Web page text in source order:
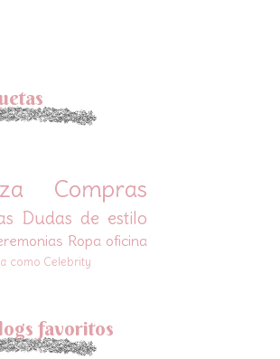
Compras
Dudas de estilo
Ropa oficina
como Celebrity
favoritos